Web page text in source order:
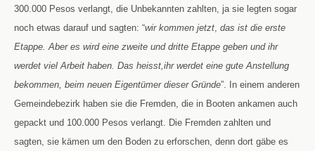
300.000 Pesos verlangt, die Unbekannten zahlten, ja sie legten sogar
noch etwas darauf und sagten: “wir kommen jetzt, das ist die erste
Etappe. Aber es wird eine zweite und dritte Etappe geben und ihr
werdet viel Arbeit haben. Das heisst,ihr werdet eine gute Anstellung
bekommen, beim neuen Eigentümer dieser Gründe”. In einem anderen
Gemeindebezirk haben sie die Fremden, die in Booten ankamen auch
gepackt und 100.000 Pesos verlangt. Die Fremden zahlten und
sagten, sie kämen um den Boden zu erforschen, denn dort gäbe es